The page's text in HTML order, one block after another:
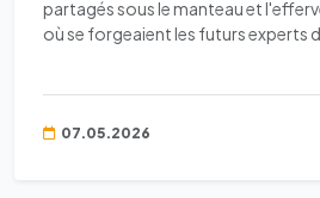
partagés sous le manteau et
où se forgeaient les futurs experts
07.05.2026